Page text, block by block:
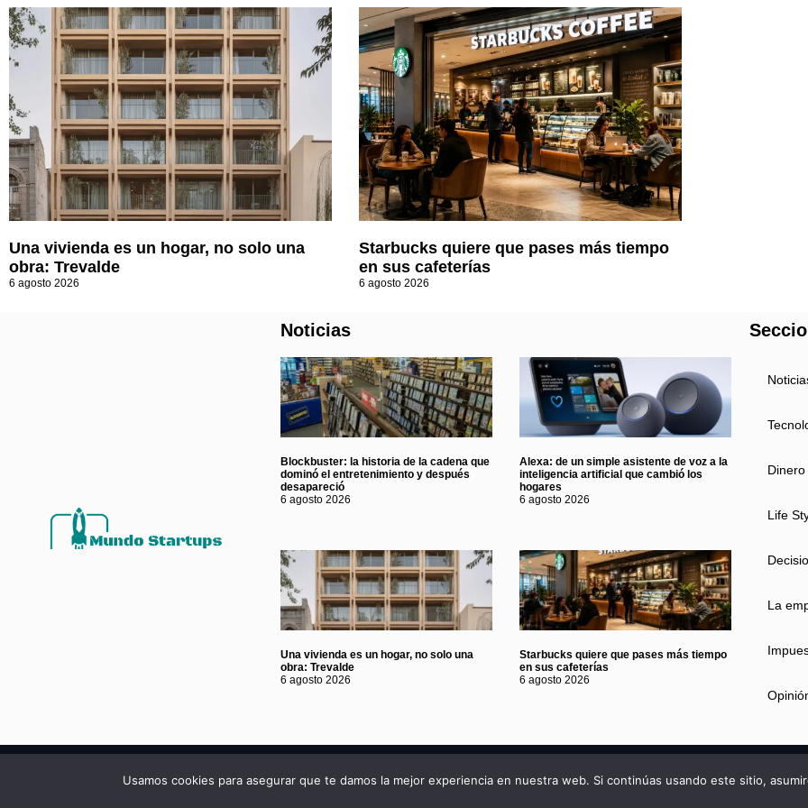
Una vivienda es un hogar, no solo una
obra: Trevalde
6 agosto 2026
Starbucks quiere que pases más tiempo
en sus cafeterías
6 agosto 2026
Noticias
Blockbuster: la historia de la cadena que
dominó el entretenimiento y después
desapareció
6 agosto 2026
Alexa: de un simple asistente de voz a la
inteligencia artificial que cambió los
hogares
6 agosto 2026
Una vivienda es un hogar, no solo una
obra: Trevalde
6 agosto 2026
Starbucks quiere que pases más tiempo
en sus cafeterías
6 agosto 2026
Dinero
Life
La
© 2026 Mundo Startup SRLUsamos cookies para asegurar que te damos la mejor experiencia en nuestra web. Si continúas usando este sitio,